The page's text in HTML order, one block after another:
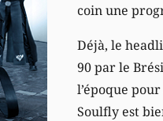
coin une
Déjà, le
90 par le
l’époque
Soulfly est